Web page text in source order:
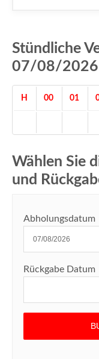
Stündliche
07/08/2026
H 00 01
Wählen Sie
und
Abholungsdatum
Rückgabe Datum